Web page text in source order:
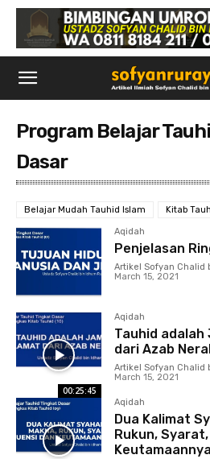
Program Belajar
Dasar
Belajar Mudah Tauhid Islam Kitab
Aqidah
Penjelasan
Artikel Sofyan Chalid
March 15, 2021
00:25:45
Aqidah
Tauhid adalah
dari Azab
Artikel Sofyan Chalid
March 15, 2021
Aqidah
Dua Kalimat
Rukun,
Keutamaannya